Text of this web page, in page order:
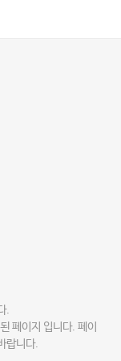
.
페이지 입니다. 페이
랍니다.